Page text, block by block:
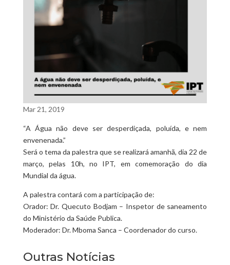
Mar 21, 2019
“A Água não deve ser desperdiçada, poluída, e nem
envenenada.”
Será o tema da palestra que se realizará amanhã, dia 22 de
março, pelas 10h, no IPT, em comemoração do dia
Mundial da água.
A palestra contará com a participação de:
Orador: Dr. Quecuto Bodjam – Inspetor de saneamento
do Ministério da Saúde Publica.
Moderador: Dr. Mboma Sanca – Coordenador do curso.
Outras Notícias